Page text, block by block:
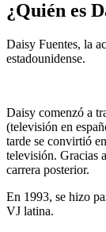
¿Quién es
Daisy Fuentes, la
estadounidense.
Daisy comenzó a
(televisión en
tarde se convirtió
televisión. Gracias
carrera posterior.
En 1993, se hizo
VJ latina.